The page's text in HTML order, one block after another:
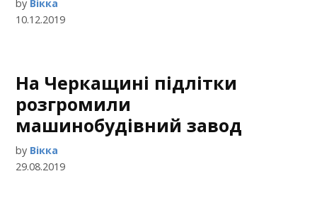
by Вікка
10.12.2019
На Черкащині підлітки
розгромили
машинобудівний завод
by Вікка
29.08.2019